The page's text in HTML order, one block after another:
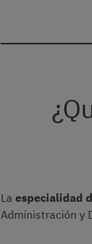
La especialidad
Administración y